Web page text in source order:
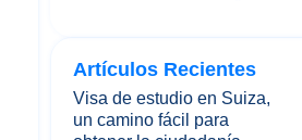
Artículos Recientes
Visa de estudio en Suiza,
un camino fácil para